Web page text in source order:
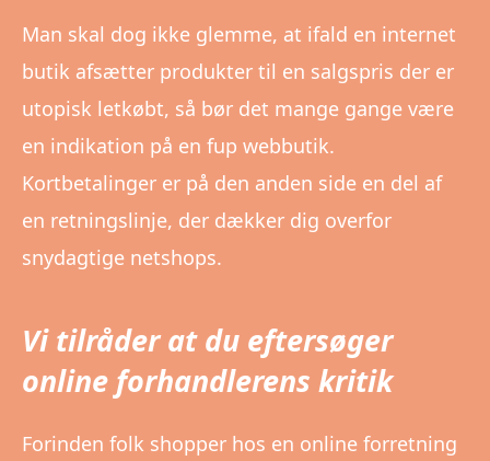
Man skal dog ikke glemme, at ifald en internet
butik afsætter produkter til en salgspris der er
utopisk letkøbt, så bør det mange gange være
en indikation på en fup webbutik.
Kortbetalinger er på den anden side en del af
en retningslinje, der dækker dig overfor
snydagtige netshops.
Vi tilråder at du eftersøger
online forhandlerens kritik
Forinden folk shopper hos en online forretning